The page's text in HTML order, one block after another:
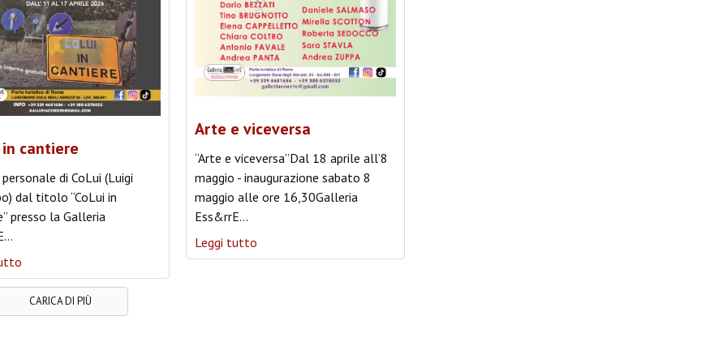
Arte e viceversa
“Arte e viceversa”Dal 18 aprile all’8
maggio - inaugurazione sabato 8
maggio alle ore 16,30Galleria
Ess&rrE…
Leggi tutto
in cantiere
di CoLui (Luigi
dal titolo “CoLui in
presso la Galleria
…
CARICA DI PIÙ